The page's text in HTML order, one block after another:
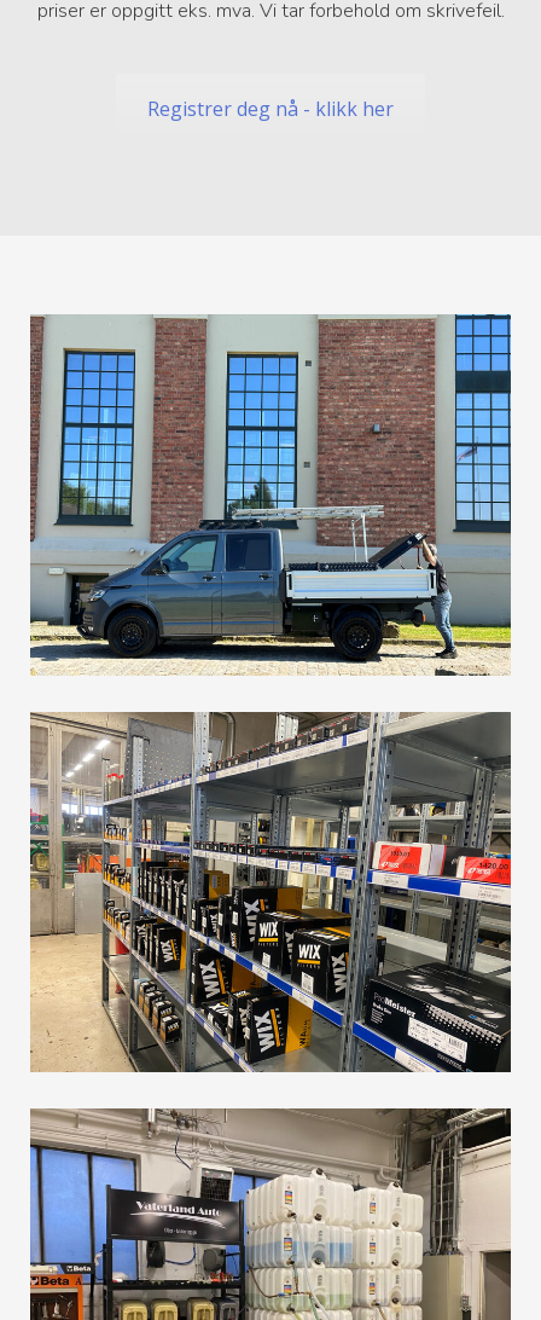
priser er oppgitt eks. mva. Vi tar forbehold om skrivefeil.
Registrer deg nå - klikk her